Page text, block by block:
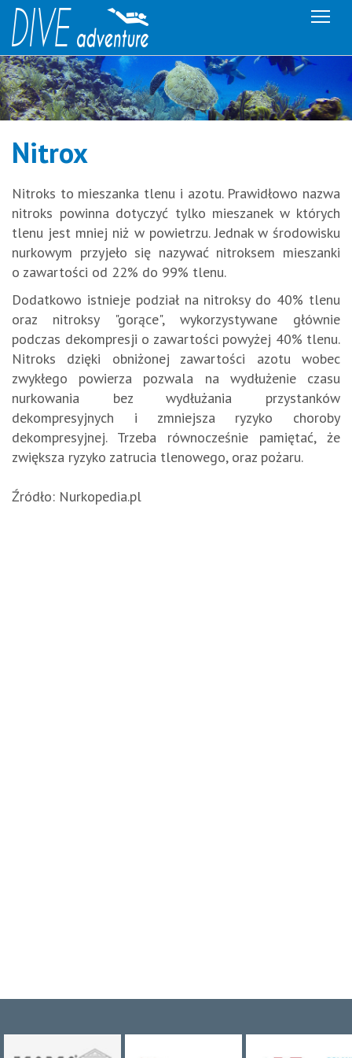
Nitrox
Nitroks to mieszanka tlenu i azotu. Prawidłowo nazwa
nitroks powinna dotyczyć tylko mieszanek w których
tlenu jest mniej niż w powietrzu. Jednak w środowisku
nurkowym przyjeło się nazywać nitroksem mieszanki
o zawartości od 22% do 99% tlenu.
Dodatkowo istnieje podział na nitroksy do 40% tlenu
oraz nitroksy "gorące", wykorzystywane głównie
podczas dekompresji o zawartości powyżej 40% tlenu.
Nitroks dzięki obniżonej zawartości azotu wobec
zwykłego powierza pozwala na wydłużenie czasu
nurkowania bez wydłużania przystanków
dekompresyjnych i zmniejsza ryzyko choroby
dekompresyjnej. Trzeba równocześnie pamiętać, że
zwiększa ryzyko zatrucia tlenowego, oraz pożaru.
Źródło: Nurkopedia.pl